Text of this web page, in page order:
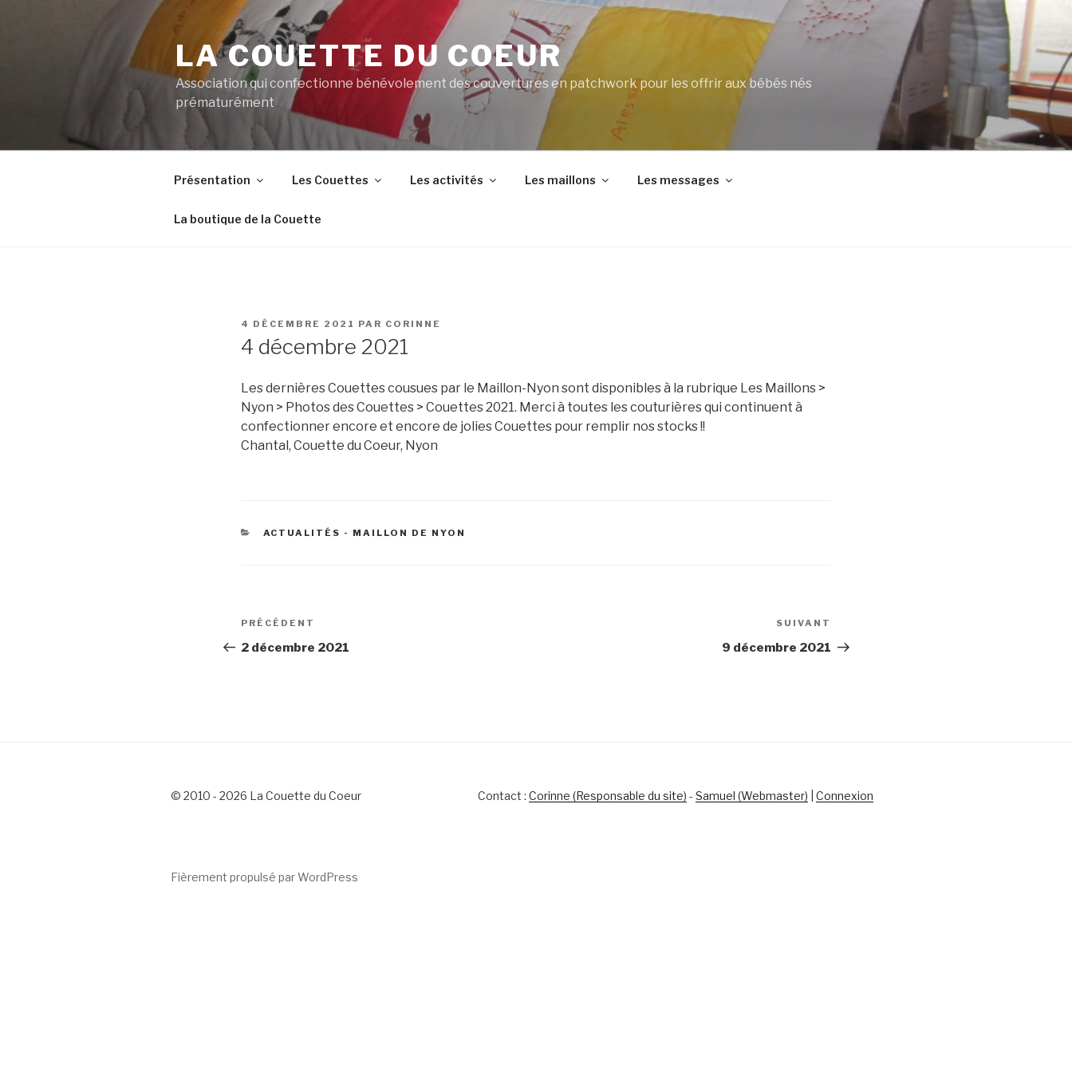
LA COUETTE DU COEUR
Association qui confectionne bénévolement des couvertures en patchwork pour les offrir aux bébés nés
prématurément
Présentation Les Couettes Les activités Les maillons Les messages
La boutique de la Couette
PUBLIÉ
4 DÉCEMBRE 2021 PAR CORINNE
4 décembre 2021
Les dernières Couettes cousues par le Maillon-Nyon sont disponibles à la rubrique Les Maillons >
Nyon > Photos des Couettes > Couettes 2021. Merci à toutes les couturières qui continuent à
confectionner encore et encore de jolies Couettes pour remplir nos stocks !!
Chantal, Couette du Coeur, Nyon
CATÉGORIES
ACTUALITÉS - MAILLON DE NYON
Navigation
de
Article
précédent
PRÉCÉDENT
2 décembre 2021
suivant
SUIVANT
9 décembre 2021
© 2010 - 2026 La Couette du Coeur Contact : Corinne (Responsable du site) - Samuel (Webmaster) Connexion
Fièrement propulsé par WordPress